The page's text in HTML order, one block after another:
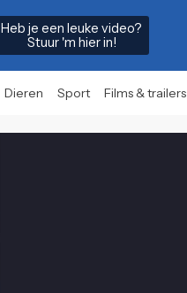
Heb je een leuke video?
Stuur 'm hier in!
Dieren Sport Films & trailers